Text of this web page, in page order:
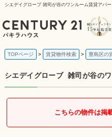
シエデイグローブ 雑司が谷のワンルーム賃貸アパ
TOPページ 賃貸物件検索 豊島区の
シエデイグローブ 雑司が谷の
こちらの物件は掲